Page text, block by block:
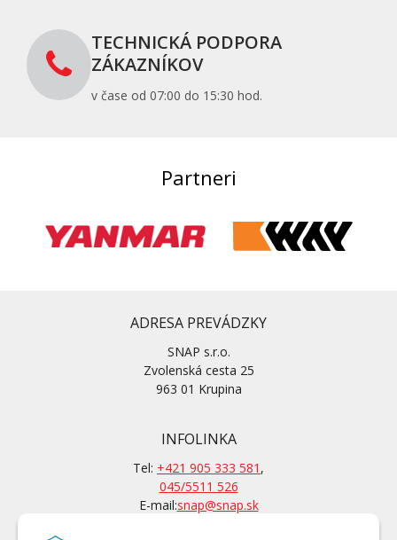
TECHNICKÁ PODPORA
ZÁKAZNÍKOV
v čase od 07:00 do 15:30 hod.
Partneri
ADRESA PREVÁDZKY
SNAP s.r.o.
Zvolenská cesta 25
963 01 Krupina
INFOLINKA
Tel: +421 905 333 581 ,
045/5511 526
E-mail:snap@snap.sk